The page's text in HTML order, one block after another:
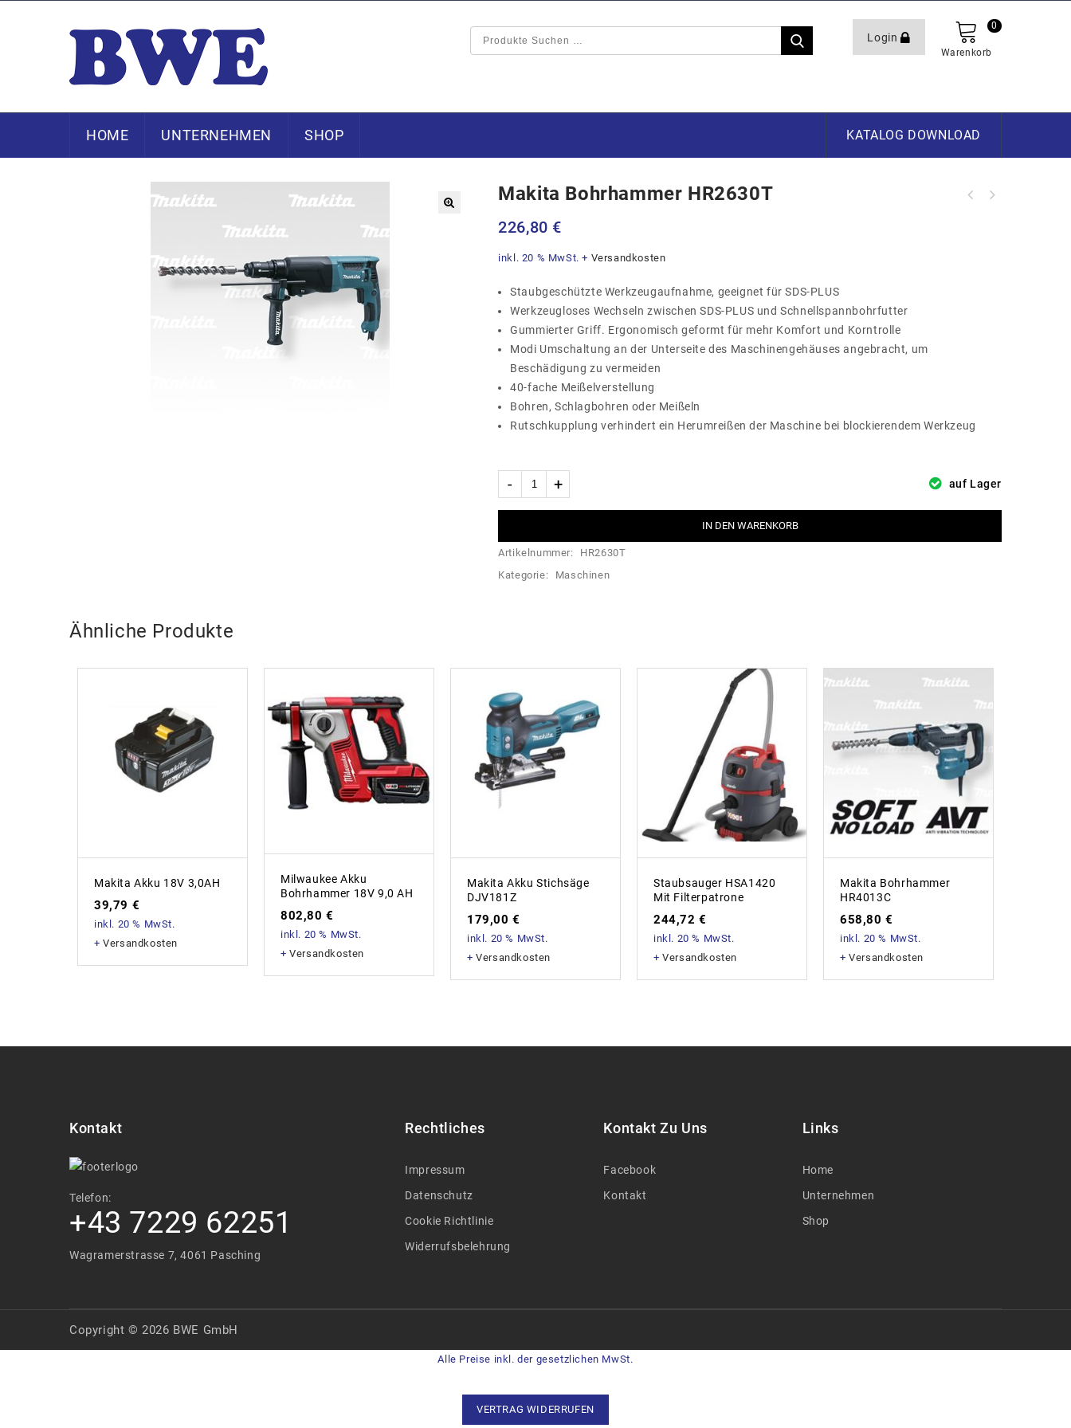
Login
Warenkorb
0
HOME UNTERNEHMEN SHOP KATALOG DOWNLOAD
Makita Bohrhammer HR2630T
226,80 €
inkl. 20 % MwSt. + Versandkosten
Staubgeschützte Werkzeugaufnahme, geeignet für SDS-PLUS
Werkzeugloses Wechseln zwischen SDS-PLUS und Schnellspannbohrfutter
Gummierter Griff. Ergonomisch geformt für mehr Komfort und Korntrolle
Modi Umschaltung an der Unterseite des Maschinengehäuses angebracht, um
Beschädigung zu vermeiden
40-fache Meißelverstellung
Bohren, Schlagbohren oder Meißeln
Rutschkupplung verhindert ein Herumreißen der Maschine bei blockierendem Werkzeug
auf Lager
IN DEN WARENKORB
Artikelnummer:
HR2630T
Kategorie:
Maschinen
Ähnliche Produkte
Makita Akku 18V 3,0AH
39,79 €
inkl. 20 % MwSt.
+Versandkosten
Milwaukee Akku
Bohrhammer 18V 9,0 AH
802,80€
inkl. 20 % MwSt.
+Versandkosten
Makita Akku Stichsäge
DJV181Z
179,00€
inkl. 20 % MwSt.
+Versandkosten
Staubsauger HSA1420
Mit Filterpatrone
244,72€
inkl. 20 % MwSt.
+Versandkosten
Makita Bohrhammer
HR4013C
658,80€
inkl. 20 % MwSt.
+Versandkosten
Kontakt
Telefon:
+43 7229 62251
Wagramerstrasse 7, 4061 Pasching
Rechtliches
Impressum
Datenschutz
Cookie Richtlinie
Widerrufsbelehrung
Kontakt Zu Uns
Facebook
Kontakt
Links
Home
Unternehmen
Shop
Copyright © 2026 BWE GmbH
Alle Preise inkl. der gesetzlichen MwSt.
VERTRAG WIDERRUFEN